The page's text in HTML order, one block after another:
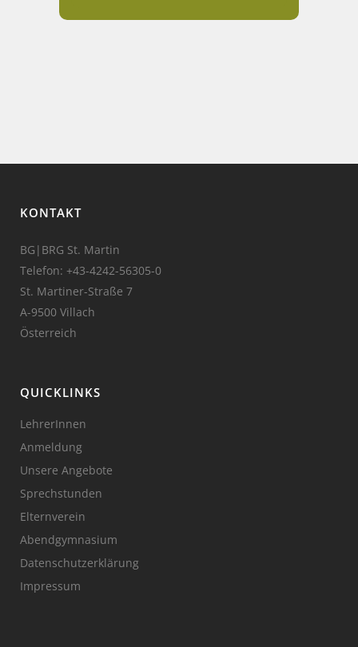
KONTAKT
BG|BRG St. Martin
Telefon: +43-4242-56305-0
St. Martiner-Straße 7
A-9500 Villach
Österreich
QUICKLINKS
LehrerInnen
Anmeldung
Unsere Angebote
Sprechstunden
Elternverein
Abendgymnasium
Datenschutzerklärung
Impressum